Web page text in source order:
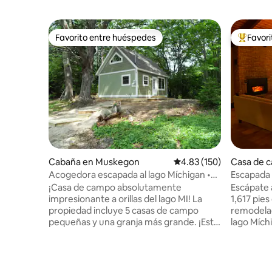
Favorito entre huéspedes
Favorito entre huéspedes
Cabaña en Muskegon Calificación promedio:
4.83 (150)
Acogedora escapada al lago Míchigan •
Hermosa remodelación
¡Casa de campo absolutamente
impresionante a orillas del lago MI! La
propiedad incluye 5 casas de campo
pequeñas y una granja más grande. ¡Esta
Casa de
e
Míchigan
Escápate
1,617
lago